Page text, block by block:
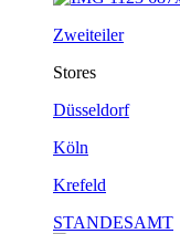
Zweiteiler
Stores
Düsseldorf
Köln
Krefeld
STANDESAMT